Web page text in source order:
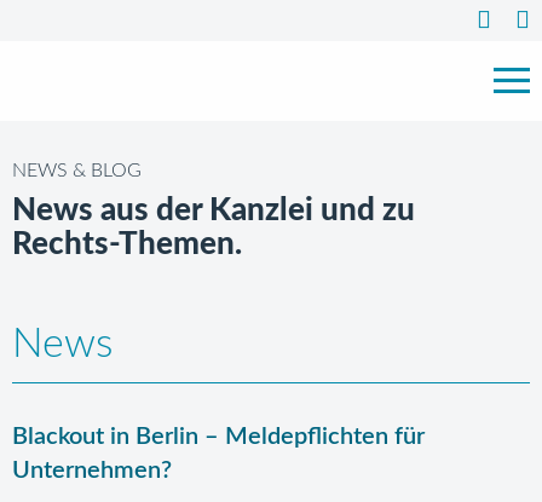
NEWS & BLOG
News aus der Kanzlei und zu
Rechts-Themen.
News
Blackout in Berlin – Meldepflichten für
Unternehmen?